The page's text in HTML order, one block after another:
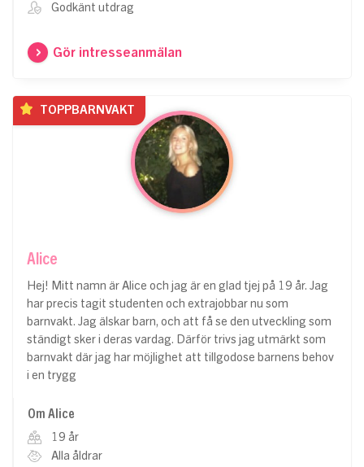
Godkänt utdrag
Gör intresseanmälan
TOPPBARNVAKT
Alice
Hej! Mitt namn är Alice och jag är en glad tjej på 19 år. Jag
har precis tagit studenten och extrajobbar nu som
barnvakt. Jag älskar barn, och att få se den utveckling som
ständigt sker i deras vardag. Därför trivs jag utmärkt som
barnvakt där jag har möjlighet att tillgodose barnens behov
i en trygg
Om Alice
19 år
Alla åldrar